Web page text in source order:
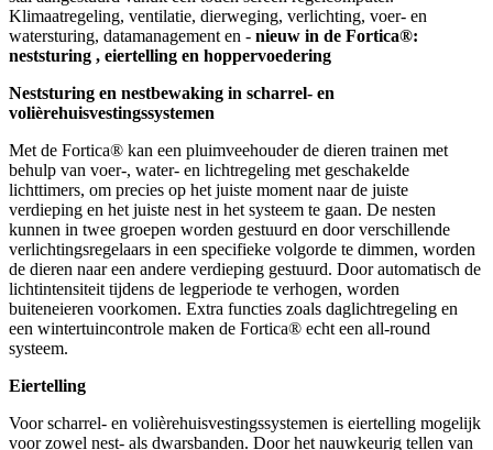
Klimaatregeling, ventilatie, dierweging, verlichting, voer- en
watersturing, datamanagement en - nieuw in de Fortica®:
neststuring , eiertelling en hoppervoedering
Neststuring en nestbewaking in scharrel- en
volièrehuisvestingssystemen
Met de Fortica® kan een pluimveehouder de dieren trainen met
behulp van voer-, water- en lichtregeling met geschakelde
lichttimers, om precies op het juiste moment naar de juiste
verdieping en het juiste nest in het systeem te gaan. De nesten
kunnen in twee groepen worden gestuurd en door verschillende
verlichtingsregelaars in een specifieke volgorde te dimmen, worden
de dieren naar een andere verdieping gestuurd. Door automatisch de
lichtintensiteit tijdens de legperiode te verhogen, worden
buiteneieren voorkomen. Extra functies zoals daglichtregeling en
een wintertuincontrole maken de Fortica® echt een all-round
systeem.
Eiertelling
Voor scharrel- en volièrehuisvestingssystemen is eiertelling mogelijk
voor zowel nest- als dwarsbanden. Door het nauwkeurig tellen van